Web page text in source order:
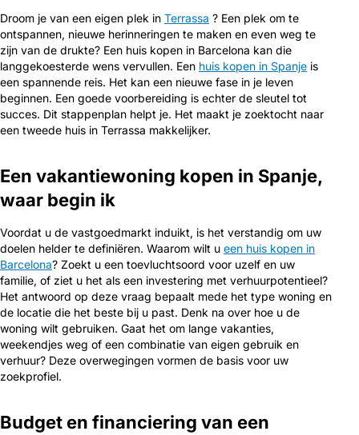
Droom je van een eigen plek in Terrassa ? Een plek om te
ontspannen, nieuwe herinneringen te maken en even weg te
zijn van de drukte? Een huis kopen in Barcelona kan die
langgekoesterde wens vervullen. Een huis kopen in Spanje is
een spannende reis. Het kan een nieuwe fase in je leven
beginnen. Een goede voorbereiding is echter de sleutel tot
succes. Dit stappenplan helpt je. Het maakt je zoektocht naar
een tweede huis in Terrassa makkelijker.
Een vakantiewoning kopen in Spanje,
waar begin ik
Voordat u de vastgoedmarkt induikt, is het verstandig om uw
doelen helder te definiëren. Waarom wilt u een huis kopen in
Barcelona? Zoekt u een toevluchtsoord voor uzelf en uw
familie, of ziet u het als een investering met verhuurpotentieel?
Het antwoord op deze vraag bepaalt mede het type woning en
de locatie die het beste bij u past. Denk na over hoe u de
woning wilt gebruiken. Gaat het om lange vakanties,
weekendjes weg of een combinatie van eigen gebruik en
verhuur? Deze overwegingen vormen de basis voor uw
zoekprofiel.
Budget en financiering van een